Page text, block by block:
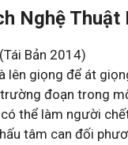
Nghệ Thuật
Bản 2014)
lên giọng để át
đoạn trong
thể làm người
tâm can đối